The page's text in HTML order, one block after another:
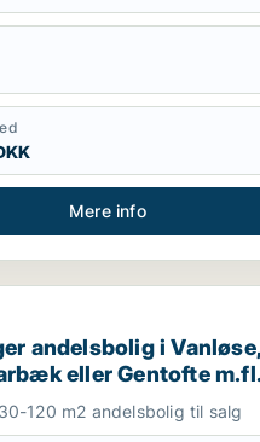
Mere info
i Vanløse, Lyngby-
andelsbolig i Vanløse,
eller Gentofte m.fl.
120 m2 andelsbolig til salg